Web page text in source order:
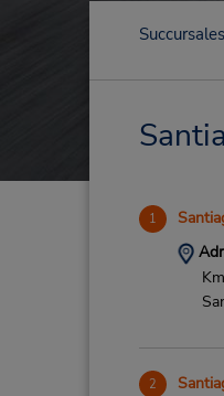
Succursales
1
2